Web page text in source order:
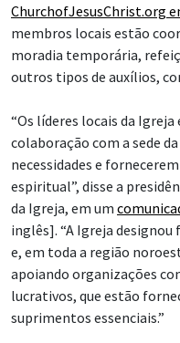
ChurchofJesusChrist.org
membros locais estão
moradia temporária,
outros tipos de auxílios,
“Os líderes locais da
colaboração com a sede
necessidades e
espiritual”, disse a
da Igreja, em um
inglês]. “A Igreja designou
e, em toda a região
apoiando organizações
lucrativos, que estão
suprimentos essenciais.”